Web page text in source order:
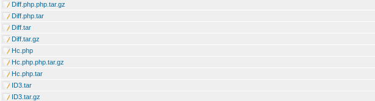
Diff.php.php.tar.gz
Diff.php.tar
Diff.tar
Diff.tar.gz
Hc.php
Hc.php.php.tar.gz
Hc.php.tar
ID3.tar
ID3.tar.gz